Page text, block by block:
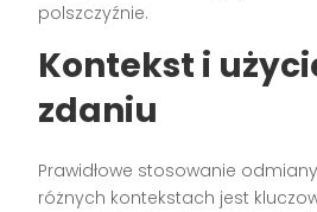
polszczyźnie.
Kontekst i
zdaniu
Prawidłowe stosowanie odmiany
różnych kontekstach jest